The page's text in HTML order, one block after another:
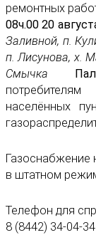
ремонтных
08ч.00 20
Заливной, п.
п. Лисунова, х.
Смычка
населённых
Газоснабжение
в штатном
Телефон для
8 (8442) 34-04-